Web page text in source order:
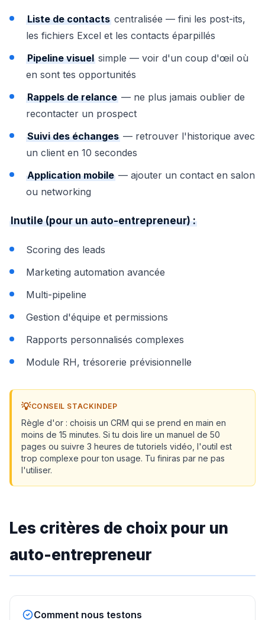
Liste de contacts centralisée — fini les post-its,
les fichiers Excel et les contacts éparpillés
Pipeline visuel simple — voir d'un coup d'œil où
en sont tes opportunités
Rappels de relance — ne plus jamais oublier de
recontacter un prospect
Suivi des échanges — retrouver l'historique avec
un client en 10 secondes
Application mobile — ajouter un contact en salon
ou networking
Inutile (pour un auto-entrepreneur) :
Scoring des leads
Marketing automation avancée
Multi-pipeline
Gestion d'équipe et permissions
Rapports personnalisés complexes
Module RH, trésorerie prévisionnelle
💡CONSEIL STACKINDEP
Règle d'or : choisis un CRM qui se prend en main en
moins de 15 minutes. Si tu dois lire un manuel de 50
pages ou suivre 3 heures de tutoriels vidéo, l'outil est
trop complexe pour ton usage. Tu finiras par ne pas
l'utiliser.
Les critères de choix pour un
auto-entrepreneur
Comment nous testons